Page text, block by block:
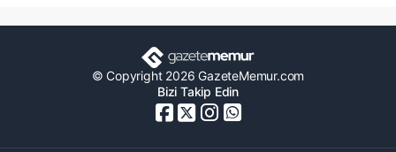
© Copyright 2026 GazeteMemur.com
Bizi Takip Edin